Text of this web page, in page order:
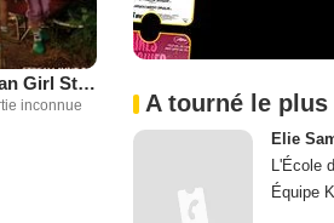
An American Girl Story : Summer Camp, Friends For Life
inconnue A tourné le plus
Elie
L'École
Équipe